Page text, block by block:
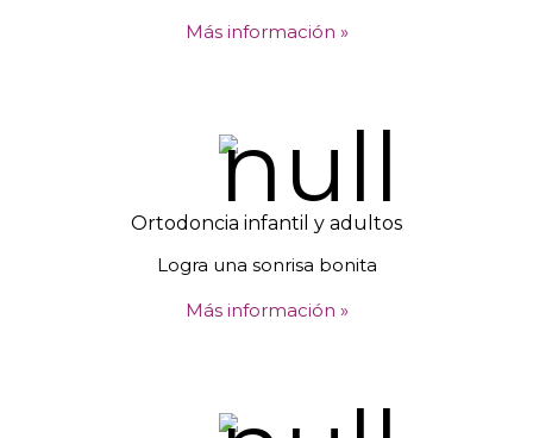
Más información »
Ortodoncia infantil y adultos
Logra una sonrisa bonita
Más información »